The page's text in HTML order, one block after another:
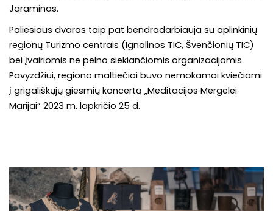
Jaraminas.
Paliesiaus dvaras taip pat bendradarbiauja su aplinkinių
regionų Turizmo centrais (Ignalinos TIC, Švenčionių TIC)
bei įvairiomis ne pelno siekiančiomis organizacijomis.
Pavyzdžiui, regiono maltiečiai buvo nemokamai kviečiami
į grigališkųjų giesmių koncertą „Meditacijos Mergelei
Marijai“ 2023 m. lapkričio 25 d.